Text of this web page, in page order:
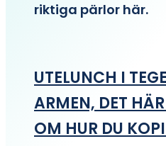
riktiga pärlor här.
UTELUNCH I
ARMEN, DET
OM HUR DU